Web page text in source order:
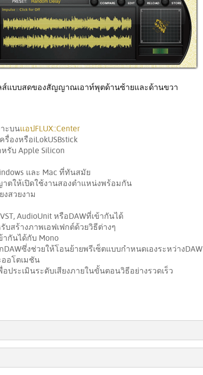
ส์แบบสดของสัญญาณเอาท์พุตด้านซ้ายและด้านขวา
ะบนแอปFLUX::Center
องหรือiLokUSBstick
รับ Apple Silicon
และ Mac ที่ทันสมัย
ตให้เปิดใช้งานสองตำแหน่งพร้อมกัน
งสวยงาม
AudioUnit หรือDAWที่เข้ากันได้
สร้างภาพเอฟเฟกต์ด้วยวิธีต่างๆ
ากันได้กับ Mono
ซึ่งช่วยให้โอนย้ายพรีเซ็ตแบบกำหนดเองระหว่างDAW
อโตเมชัน
ประเมินระดับเสียงภายในขั้นตอนวิธีอย่างรวดเร็ว